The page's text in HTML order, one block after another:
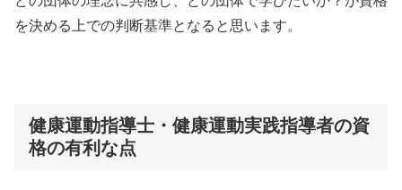
を決める上での判断基準となると思います。
健康運動指導士・健康運動実践指導者の資
格の有利な点